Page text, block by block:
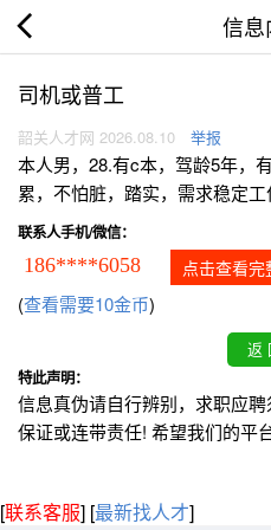
信息
司机或普工
韶关人才网 2026.08.10 举报
本人男，28.有c本，驾龄5年，
累，不怕脏，踏实，需求稳定
联系人手机/微信：
186****6058 点击查看完
(查看需要10金币)
特此声明：
信息真伪请自行辨别，求职应
保证或连带责任! 希望我们的平
[联系客服] [最新找人才]